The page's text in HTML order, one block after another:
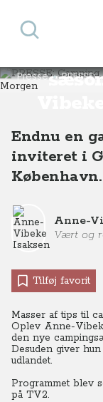
Søg
Presse PRESSE: Camping sæsonstart med Anne-Vibeke i TV2 Go' Morgen
Endnu en
inviteret i
København.
Anne-
Vært og
Tilføj favorit
Masser af tips til
Oplev Anne-
den nye
Desuden giver
udlandet.
Programmet blev
på TV2.